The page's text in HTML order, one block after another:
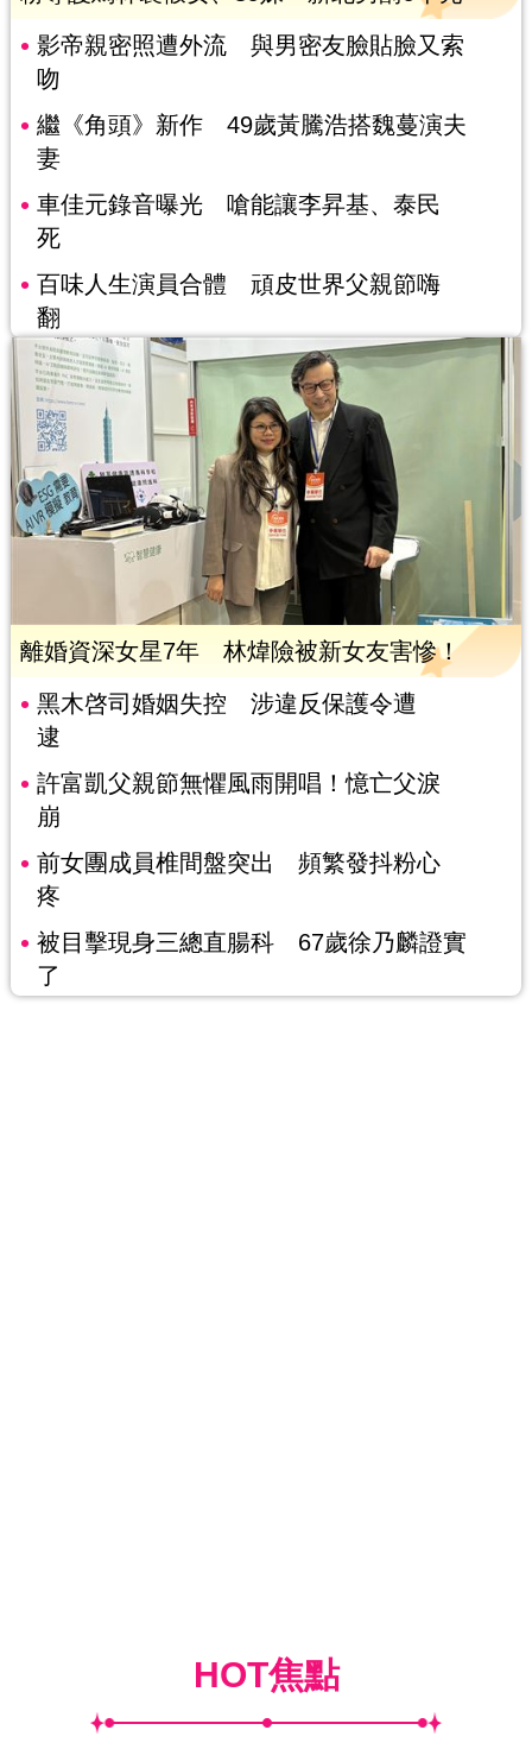
影帝親密照遭外流 與男密友臉貼臉又索
吻
繼《角頭》新作 49歲黃騰浩搭魏蔓演夫
妻
車佳元錄音曝光 嗆能讓李昇基、泰民
死
百味人生演員合體 頑皮世界父親節嗨
翻
離婚資深女星7年 林煒險被新女友害慘！
黑木啓司婚姻失控 涉違反保護令遭
逮
許富凱父親節無懼風雨開唱！憶亡父淚
崩
前女團成員椎間盤突出 頻繁發抖粉心
疼
被目擊現身三總直腸科 67歲徐乃麟證實
了
HOT焦點